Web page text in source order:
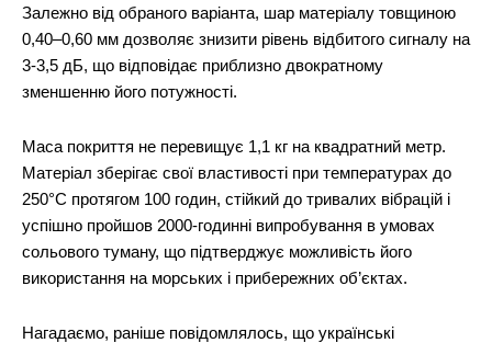
Залежно від обраного варіанта, шар матеріалу товщиною
0,40–0,60 мм дозволяє знизити рівень відбитого сигналу на
3-3,5 дБ, що відповідає приблизно двократному
зменшенню його потужності.
Маса покриття не перевищує 1,1 кг на квадратний метр.
Матеріал зберігає свої властивості при температурах до
250°C протягом 100 годин, стійкий до тривалих вібрацій і
успішно пройшов 2000-годинні випробування в умовах
сольового туману, що підтверджує можливість його
використання на морських і прибережних об’єктах.
Нагадаємо, раніше повідомлялось, що українські